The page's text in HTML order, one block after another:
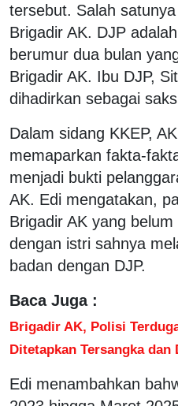
tersebut. Salah
Brigadir AK. DJP
berumur dua bulan
Brigadir AK. Ibu DJP,
dihadirkan sebagai
Dalam sidang KKEP,
memaparkan fakta-
menjadi bukti
AK. Edi mengatakan,
Brigadir AK yang
dengan istri sahnya
badan dengan DJP.
Baca Juga :
Brigadir AK, Polisi
Ditetapkan Tersangka
Edi menambahkan